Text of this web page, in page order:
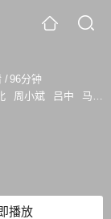
/96分钟
周小斌 吕中 马羚
播放